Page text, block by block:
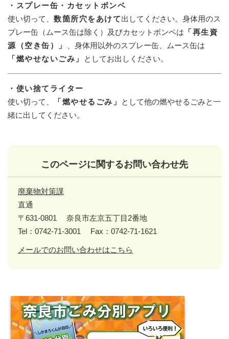
・スプレー缶・カセットボンベ
使い切って、 数箇所穴をあけて出してください。身体用のス
プレー缶（ムース缶は除く）及びカセットボンベは 「再生資
源（空き缶）」
、身体用以外のスプレー缶、ムース缶は
「燃やせないごみ」
としてお出しください。
・使い捨てライター
使い切って、
「燃やせるごみ」
として他の燃やせるごみと一
緒に出してください。
このページに関するお問い合わせ先
廃棄物対策課
直通
〒631-0801
奈良市左京五丁目2番地
Tel：0742-71-3001
Fax：0742-71-1621
メールでのお問い合わせはこちら